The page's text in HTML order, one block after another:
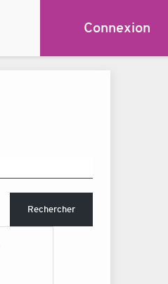
Connexion
Rechercher